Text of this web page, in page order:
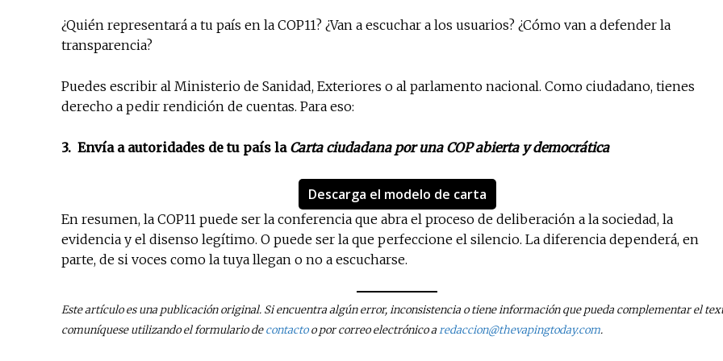
¿Quién representará a tu país en la COP11? ¿Van a escuchar a los usuarios? ¿Cómo van a defender la
transparencia?
Puedes escribir al Ministerio de Sanidad, Exteriores o al parlamento nacional. Como ciudadano, tienes
derecho a pedir rendición de cuentas. Para eso:
3. Envía a autoridades de tu país la Carta ciudadana por una COP abierta y democrática
Descarga el modelo de carta
En resumen, la COP11 puede ser la conferencia que abra el proceso de deliberación a la sociedad, la
evidencia y el disenso legítimo. O puede ser la que perfeccione el silencio. La diferencia dependerá, en
parte, de si voces como la tuya llegan o no a escucharse.
Este artículo es una publicación original. Si encuentra algún error, inconsistencia o tiene información que pueda complementar el
comuníquese utilizando el formulario decontactoo por correo electrónico aredaccion@thevapingtoday.com.